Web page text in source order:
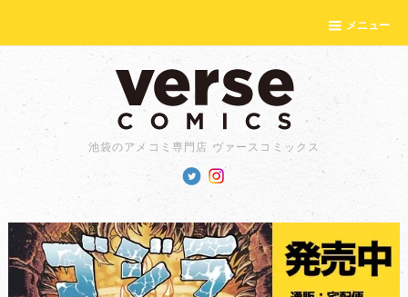
メニュー
池袋のアメコミ専門店 ヴァースコミックス